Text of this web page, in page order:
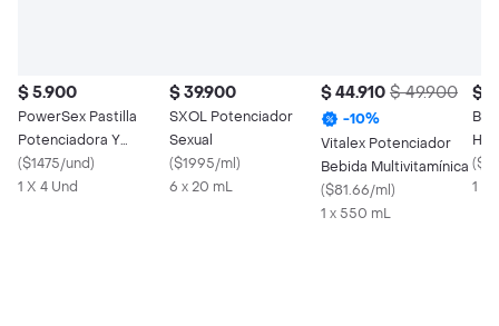
$ 5.900
PowerSex Pastilla
Potenciadora Y
Retardante
($1475/und)
1 X 4 Und
$ 39.900
SXOL Potenciador
Sexual
($1995/ml)
6 x 20 mL
$ 44.910 $ 49.900
-10%
Vitalex Potenciador
Bebida Multivitamínica
($81.66/ml)
1 x 550 mL
$
(
1 x